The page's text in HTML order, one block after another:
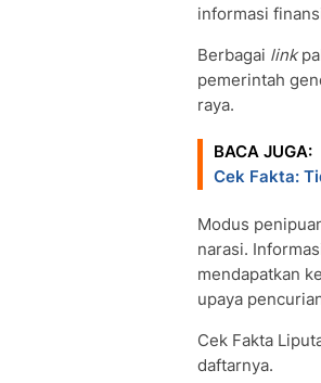
informasi
Berbagai link
pemerintah
raya.
BACA JUGA:
Cek Fakta:
Modus
narasi.
mendapatkan
upaya
Cek Fakta
daftarnya.